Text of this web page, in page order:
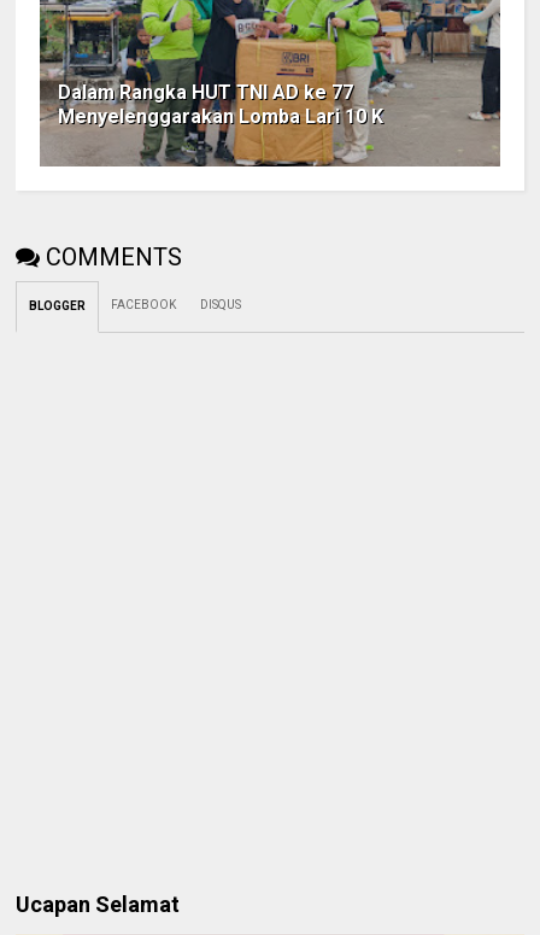
Dalam Rangka HUT TNI AD ke 77
Menyelenggarakan Lomba Lari 10 K
COMMENTS
BLOGGER FACEBOOK DISQUS
Ucapan Selamat